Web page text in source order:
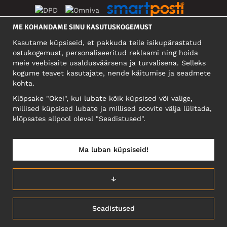
FIRMA
Mäeküla tn 9, EE-13525 Tallinn
Reg: 17449603, KMKR: EE102960721
EESTI/EESTI KEEL
ME KOHANDAME SINU KASUTUSKOGEMUST
Kasutame küpsiseid, et pakkuda teile isikupärastatud
ostukogemust, personaliseeritud reklaami ning hoida
meie veebisaite usaldusväärsena ja turvalisena. Selleks
kogume teavet kasutajate, nende käitumise ja seadmete
kohta.
Klõpsake "Okei", kui lubate kõik küpsised või valige,
millised küpsised lubate ja millised soovite välja lülitada,
klõpsates allpool oleval "Seadistused".
Seadistused
↓
Ma luban küpsiseid!